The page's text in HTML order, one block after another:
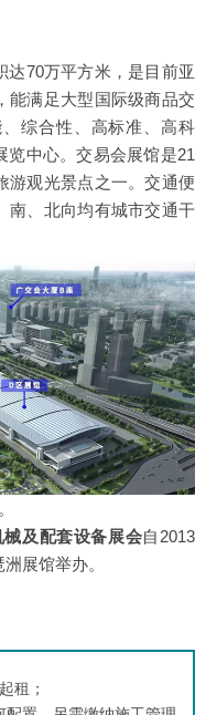
达70万平方米，是目前亚
能满足大型国际级商品交
综合性、高标准、高科
览中心。交易会展馆是21
游观光景点之一。交通便
南、北向均有城市交通干
及配套设备展会自2013
展馆举办。
起租；